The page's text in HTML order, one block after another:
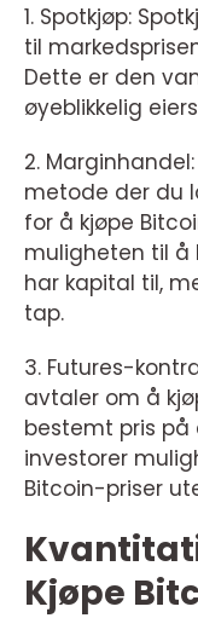
1. Spotkjøp:
til
Dette er den
øyeblikkelig
2.
metode der du
for å kjøpe
muligheten til å
har kapital til,
tap.
3. Futures-
avtaler om å
bestemt pris på
investorer
Bitcoin-priser
Kjøpe